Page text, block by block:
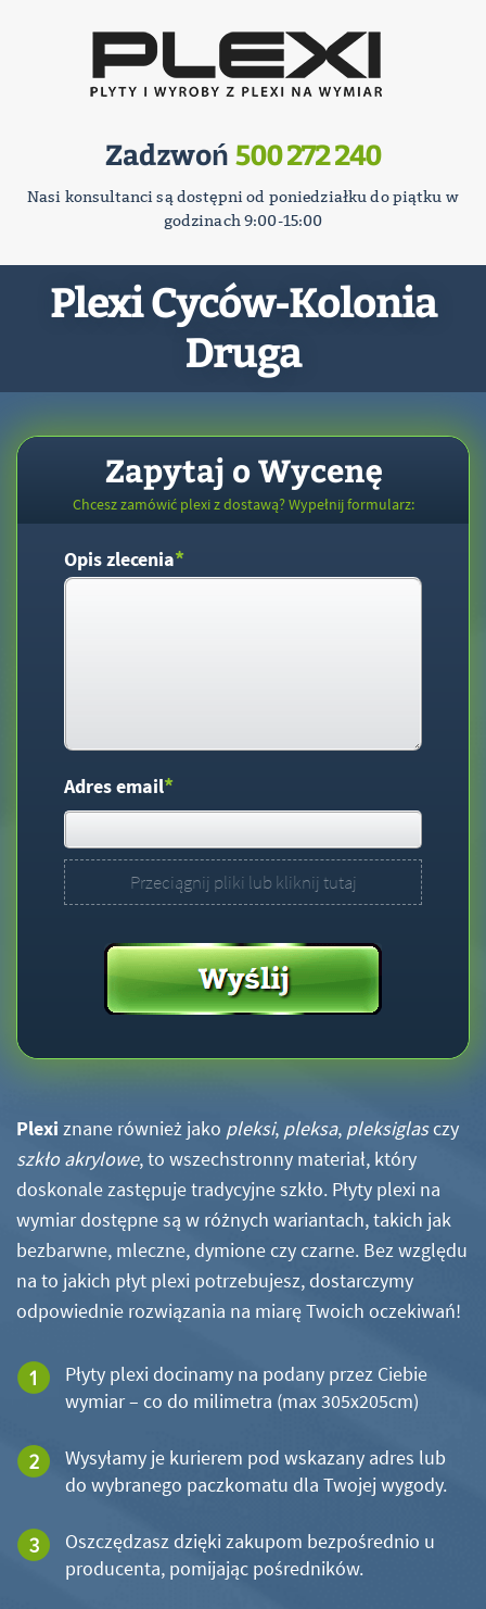
Zadzwoń 500 272 240
Nasi konsultanci są dostępni od poniedziałku do piątku w
godzinach 9:00-15:00
Plexi Cyców-Kolonia
Druga
Zapytaj o Wycenę
Chcesz zamówić plexi z dostawą? Wypełnij formularz:
Opis zlecenia*
Adres email*
Przeciągnij pliki lub kliknij tutaj
Plexi znane również jako pleksi, pleksa, pleksiglasczy
szkło akrylowe, to wszechstronny materiał, który
doskonale zastępuje tradycyjne szkło. Płyty plexi na
wymiar dostępne są w różnych wariantach, takich jak
bezbarwne, mleczne, dymione czy czarne. Bez względu
na to jakich płyt plexi potrzebujesz, dostarczymy
odpowiednie rozwiązania na miarę Twoich oczekiwań!
Płyty plexi docinamy na podany przez Ciebie
wymiar – co do milimetra (max 305x205cm)
Wysyłamy je kurierem pod wskazany adres lub
do wybranego paczkomatu dla Twojej wygody.
Oszczędzasz dzięki zakupom bezpośrednio u
producenta, pomijając pośredników.